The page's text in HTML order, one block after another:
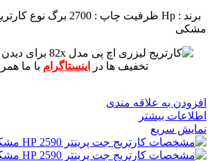
برند : Hp ظرفیت چاپ : 2700 برگ نوع
مشکی
برای
تخفیف ها در
اینستاگرام با ما
افزودن به علاقه مندی
اطلاعات بیشتر
نمایش سریع